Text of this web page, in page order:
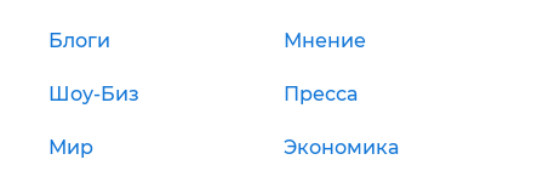
Блоги Мнение
Шоу-Биз Пресса
Мир Экономика